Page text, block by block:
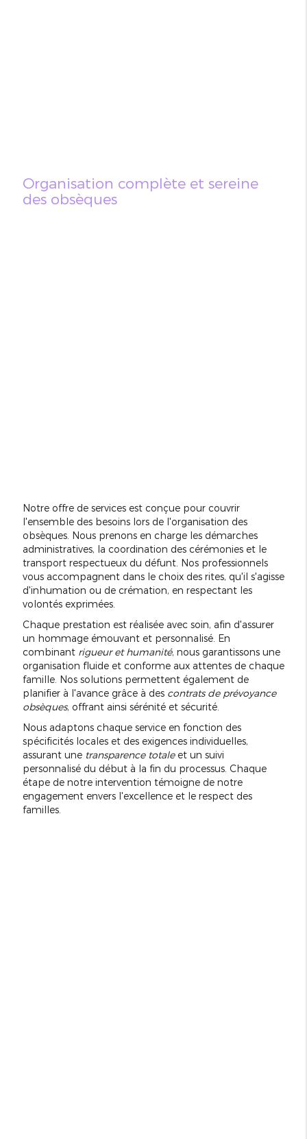
Organisation complète et sereine
des obsèques
Notre offre de services est conçue pour couvrir
l'ensemble des besoins lors de l'organisation des
obsèques. Nous prenons en charge les démarches
administratives, la coordination des cérémonies et le
transport respectueux du défunt. Nos professionnels
vous accompagnent dans le choix des rites, qu'il s'agisse
d'inhumation ou de crémation, en respectant les
volontés exprimées.
Chaque prestation est réalisée avec soin, afin d'assurer
un hommage émouvant et personnalisé. En
combinant rigueur et humanité, nous garantissons une
organisation fluide et conforme aux attentes de chaque
famille. Nos solutions permettent également de
planifier à l'avance grâce à des contrats de prévoyance
obsèques, offrant ainsi sérénité et sécurité.
Nous adaptons chaque service en fonction des
spécificités locales et des exigences individuelles,
assurant une transparence totaleet un suivi
personnalisé du début à la fin du processus. Chaque
étape de notre intervention témoigne de notre
engagement envers l'excellence et le respect des
familles.